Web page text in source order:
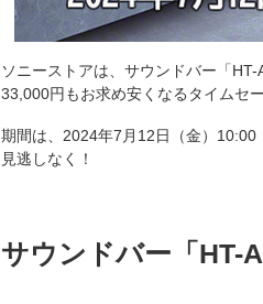
ソニーストアは、サウンドバー「
33,000円もお求め安くなるタイムセー
期間は、2024年7月12日（金）
見逃しなく！
サウンドバー「HT-